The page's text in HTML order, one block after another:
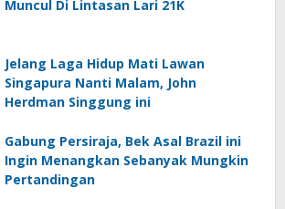
Muncul Di Lintasan Lari 21K
Jelang Laga Hidup Mati Lawan
Singapura Nanti Malam, John
Herdman Singgung ini
Gabung Persiraja, Bek Asal Brazil ini
Ingin Menangkan Sebanyak Mungkin
Pertandingan